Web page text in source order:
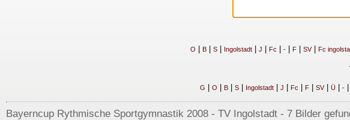
O B| S| Ingolstadt| J Fc -| F| SV| Fc
G O B| S| Ingolstadt| J Fc F| SV| Ü| -|
Bayerncup Rythmische Sportgymnastik 2008 - TV Ingolstadt - 7 Bilder